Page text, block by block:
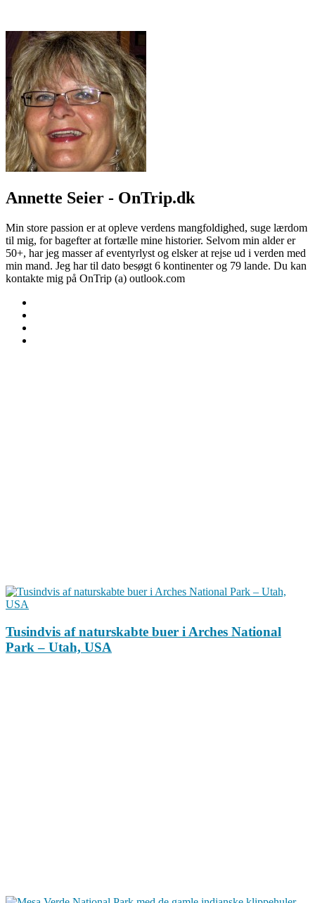
Annette Seier - OnTrip.dk
Min store passion er at opleve verdens mangfoldighed, suge lærdom
til mig, for bagefter at fortælle mine historier. Selvom min alder er
50+, har jeg masser af eventyrlyst og elsker at rejse ud i verden med
min mand. Jeg har til dato besøgt 6 kontinenter og 79 lande. Du kan
kontakte mig på OnTrip (a) outlook.com
Tusindvis af naturskabte buer i Arches National
Park – Utah, USA